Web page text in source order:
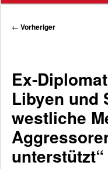
Beitragsnavigation
← Vorheriger
Ex-
Libyen und
westliche
unterstützt“